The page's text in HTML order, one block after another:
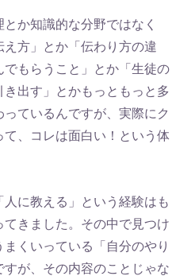
か知識的な分野ではなく
え方」とか「伝わり方の違
もらうこと」とか「生徒の
出す」とかもっともっと多
ているんですが、実際にク
、コレは面白い！という体
に教える」という経験はも
きました。その中で見つけ
くいっている「自分のやり
が、その内容のことじゃな